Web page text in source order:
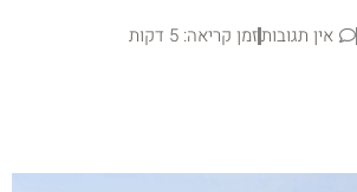
אין תגובותזמן קריאה: 5 דקות